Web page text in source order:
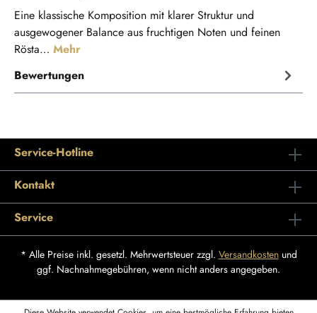
Eine klassische Komposition mit klarer Struktur und
ausgewogener Balance aus fruchtigen Noten und feinen
Rösta… Mehr
Bewertungen
Service-Hotline
Kontakt
Service
* Alle Preise inkl. gesetzl. Mehrwertsteuer zzgl. Versandkostenund
ggf. Nachnahmegebühren, wenn nicht anders angegeben.